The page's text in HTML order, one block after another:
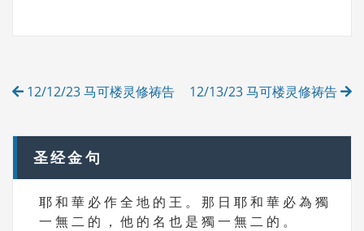
E
Post
12/12/23 马可楼灵修祷告 12/13/23 马可楼灵修祷告
圣经金句
耶 和 華 必 作 全 地 的 王 。 那 日 耶 和 華 必 為 獨
一 無 二 的 ， 他 的 名 也 是 獨 一 無 二 的 。